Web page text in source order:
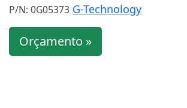
P/N: 0G05373 G-Technology
Orçamento »